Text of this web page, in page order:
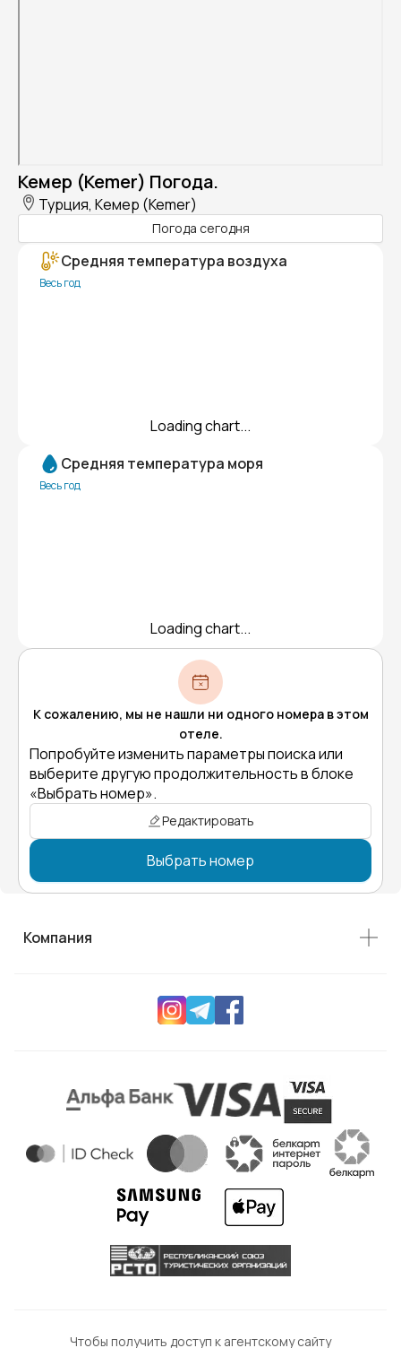
Кемер (Kemer) Погода.
Турция, Кемер (Kemer)
Погода сегодня
Средняя температура воздуха
Весь год
Loading chart...
Средняя температура моря
Весь год
Loading chart...
К сожалению, мы не нашли ни одного номера в этом
отеле.
Попробуйте изменить параметры поиска или
выберите другую продолжительность в блоке
«Выбрать номер».
Редактировать
Выбрать номер
Компания
Чтобы получить доступ к агентскому сайту